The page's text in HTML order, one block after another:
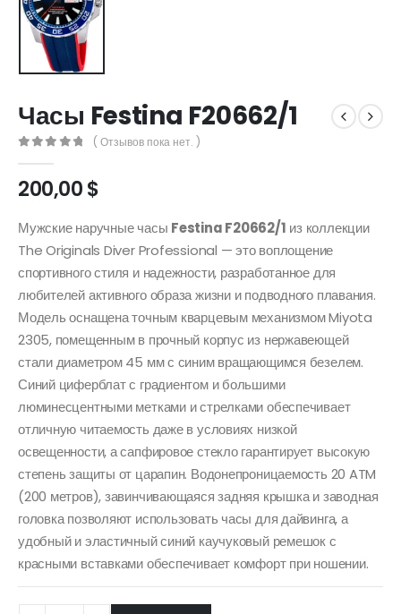
Часы Festina F20662/1
( Отзывов пока нет. )
200,00$
Мужские наручные часы Festina F20662/1 из коллекции
The Originals Diver Professional — это воплощение
спортивного стиля и надежности, разработанное для
любителей активного образа жизни и подводного плавания.
Модель оснащена точным кварцевым механизмом Miyota
2305, помещенным в прочный корпус из нержавеющей
стали диаметром 45 мм с синим вращающимся безелем.
Синий циферблат с градиентом и большими
люминесцентными метками и стрелками обеспечивает
отличную читаемость даже в условиях низкой
освещенности, а сапфировое стекло гарантирует высокую
степень защиты от царапин. Водонепроницаемость 20 ATM
(200 метров), завинчивающаяся задняя крышка и заводная
головка позволяют использовать часы для дайвинга, а
удобный и эластичный синий каучуковый ремешок с
красными вставками обеспечивает комфорт при ношении.